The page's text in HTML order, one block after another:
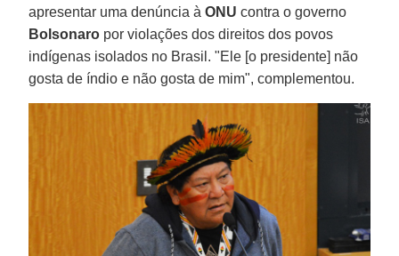
apresentar uma denúncia àONU contra o governo
Bolsonaro por violações dos direitos dos povos
indígenas isolados no Brasil. "Ele [o presidente] não
gosta de índio e não gosta de mim", complementou.